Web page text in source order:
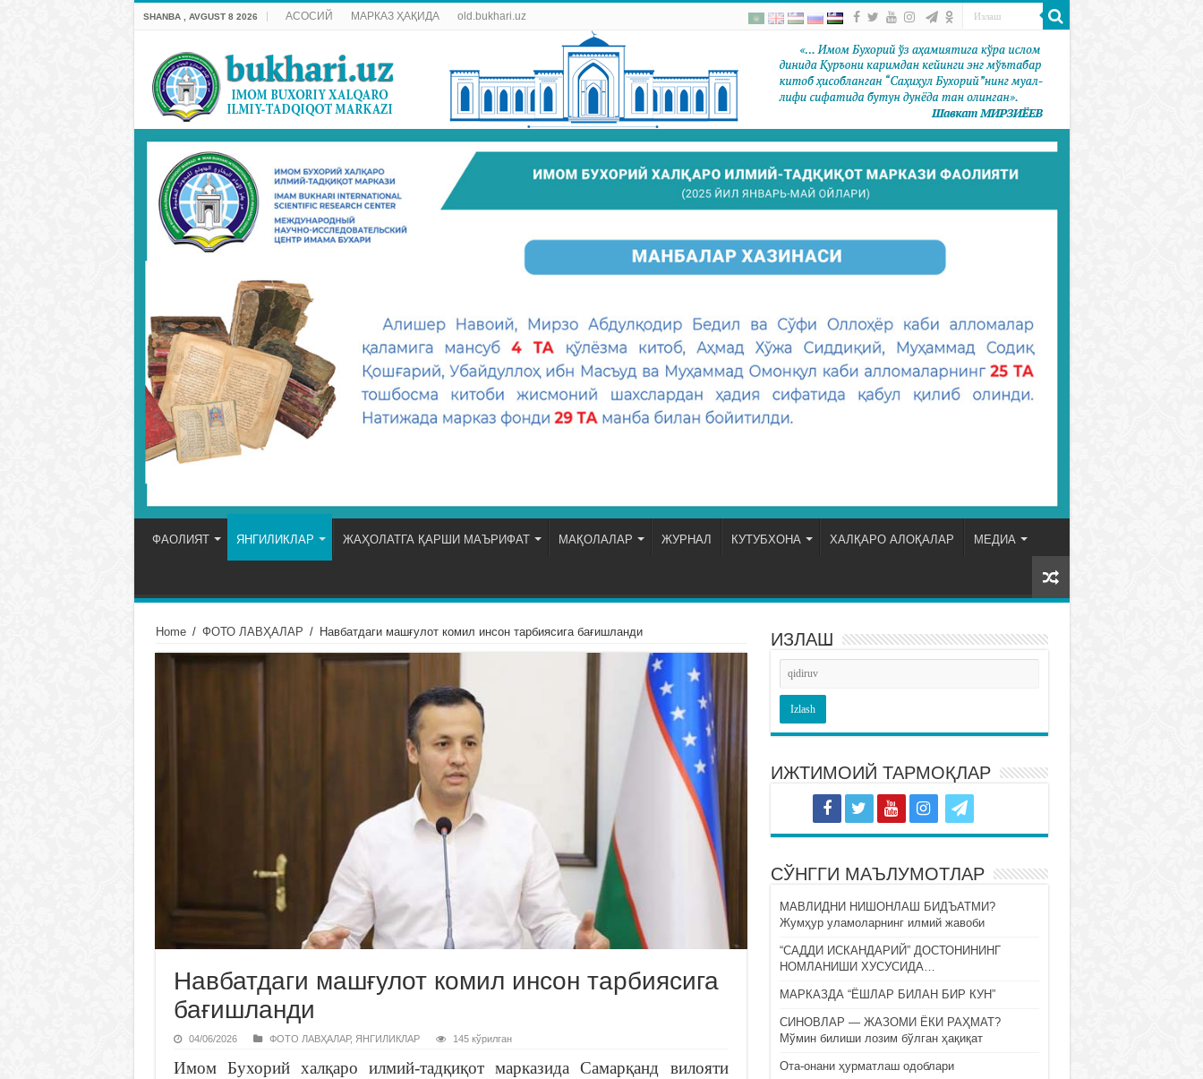
SHANBA , AVGUST 8 2026 АСОСИЙ МАРКАЗ ҲАҚИДА old.bukhari.uz
ФАОЛИЯТ ЯНГИЛИКЛАР ЖАҲОЛАТГА ҚАРШИ МАЪРИФАТ МАҚОЛАЛАР ЖУРНАЛ КУТУБХОНА ХАЛҚАРО АЛОҚАЛАР МЕДИА
Home / ФОТО ЛАВҲАЛАР / Навбатдаги машғулот комил инсон тарбиясига бағишланди
Навбатдаги машғулот комил инсон тарбиясига
бағишланди
04/06/2026 ФОТО ЛАВҲАЛАР, ЯНГИЛИКЛАР 145 кўрилган
Имом Бухорий халқаро илмий-тадқиқот марказида Самарқанд вилояти
ИЗЛАШ
ИЖТИМОИЙ ТАРМОҚЛАР
СЎНГГИ МАЪЛУМОТЛАР
МАВЛИДНИ НИШОНЛАШ БИДЪАТМИ?
Жумҳур уламоларнинг илмий жавоби
“САДДИ ИСКАНДАРИЙ” ДОСТОНИНИНГ
НОМЛАНИШИ ХУСУСИДА…
МАРКАЗДА “ЁШЛАР БИЛАН БИР КУН”
СИНОВЛАР — ЖАЗОМИ ЁКИ РАҲМАТ?
Мўмин билиши лозим бўлган ҳақиқат
Ота-онани ҳурматлаш одоблари